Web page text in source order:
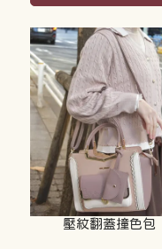
壓紋翻蓋撞色包